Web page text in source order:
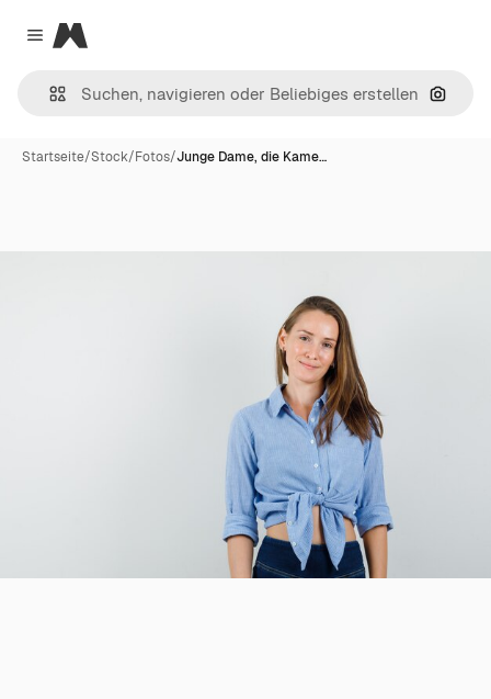
Close menu
Magnific
Nach
Startseite/Stock/Fotos/Junge Dame, die Kame…